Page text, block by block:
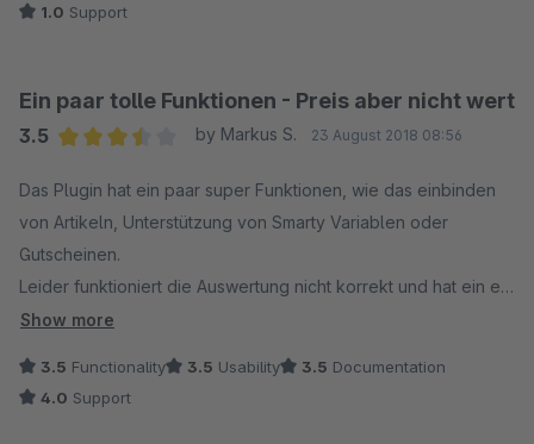
In der Plugin Beschreibung steht:
Unterstützung von Dingbats in der Betreff-Zeile. Beispiele: ✌
✂ ❎
Der Support hat mir geantwortet, ich soll doch bitte ein Issue
erstellen oder mich an einen Shopware Partner wenden...
Finde ich bei offensichtlichen Bugs eine Frechheit.
1.0 Support
Ein paar tolle Funktionen - Preis aber nicht wert
3.5
by Markus S. 23 August 2018 08:56
Das Plugin hat ein paar super Funktionen, wie das einbinden
von Artikeln, Unterstützung von Smarty Variablen oder
Gutscheinen.
Leider funktioniert die Auswertung nicht korrekt und hat ein ein
paar Fehler.
einer Shoplösung als Standard schon dabei sein.
Show more
3.5 Functionality 3.5 Usability 3.5 Documentation
4.0 Support